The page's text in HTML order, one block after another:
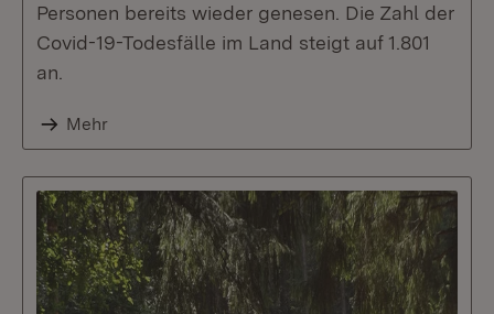
Personen bereits wieder genesen. Die Zahl der
Covid-19-Todesfälle im Land steigt auf 1.801
an.
Mehr